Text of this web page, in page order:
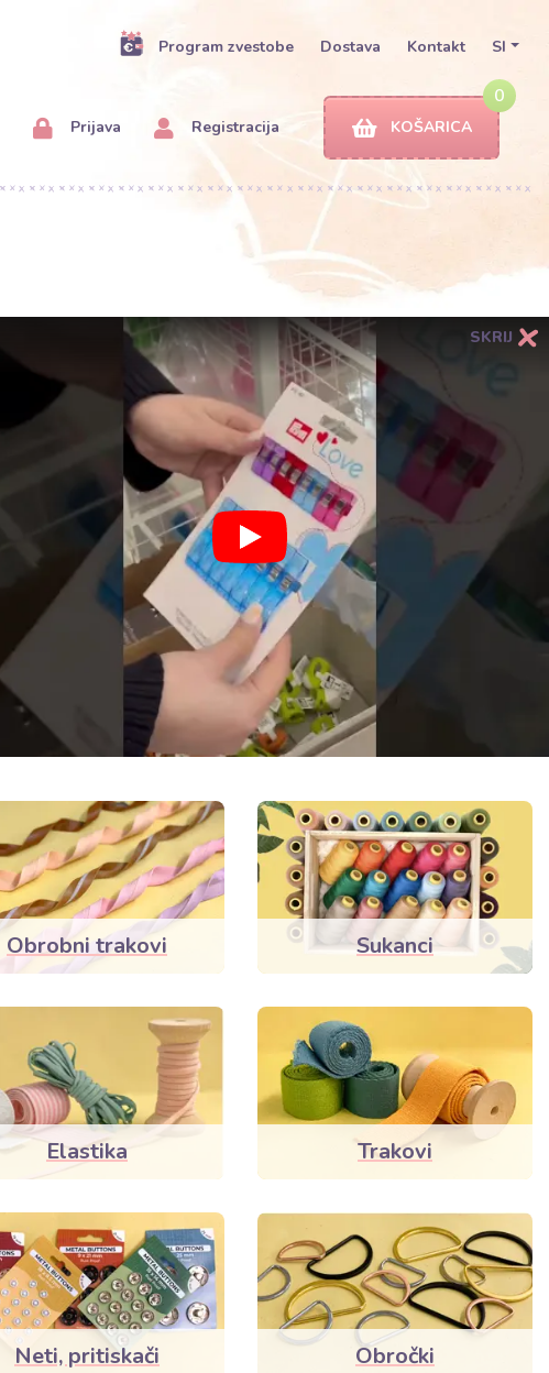
Program zvestobe Dostava Kontakt SI
Prijava Registracija
0
KOŠARICA
SKRIJ
Obrobni trakovi Sukanci
Elastika Trakovi
Neti, pritiskači Obročki